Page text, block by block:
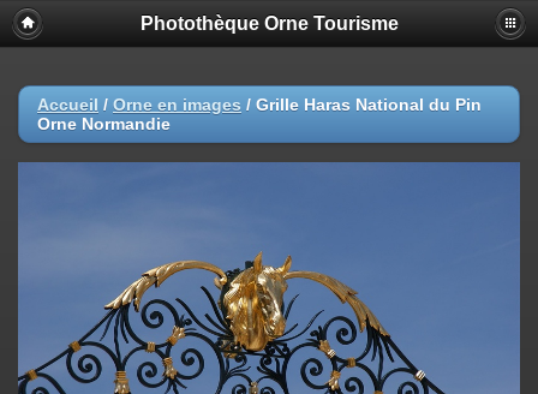
Photothèque Orne Tourisme
Accueil / Orne en images / Grille Haras National du Pin
Orne Normandie